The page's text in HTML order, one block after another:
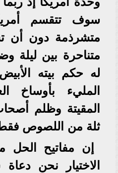
سوف تتقسم
متشرذمة دون أن
متناحرة بين ليلة
له حكم بيته
المليء بأوساخ
المقيتة وظلم
ثلة من اللصوص
إن مفاتيح الحل
الاختيار نحن